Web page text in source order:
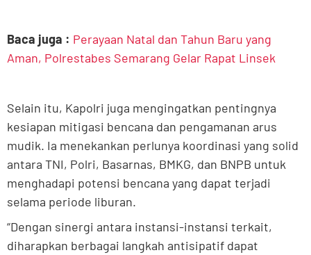
Baca juga : Perayaan Natal dan Tahun Baru yang
Aman, Polrestabes Semarang Gelar Rapat Linsek
Selain itu, Kapolri juga mengingatkan pentingnya
kesiapan mitigasi bencana dan pengamanan arus
mudik. Ia menekankan perlunya koordinasi yang solid
antara TNI, Polri, Basarnas, BMKG, dan BNPB untuk
menghadapi potensi bencana yang dapat terjadi
selama periode liburan.
“Dengan sinergi antara instansi-instansi terkait,
diharapkan berbagai langkah antisipatif dapat